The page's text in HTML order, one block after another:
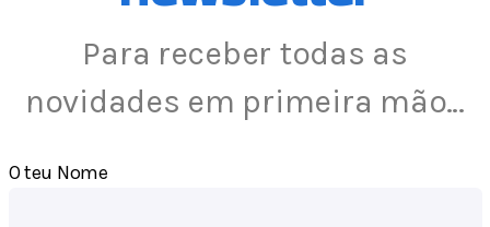
Para receber todas as
novidades em primeira mão…
O teu Nome